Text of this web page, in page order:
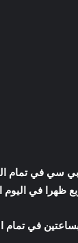
في تمام
ظهرا في اليوم
في